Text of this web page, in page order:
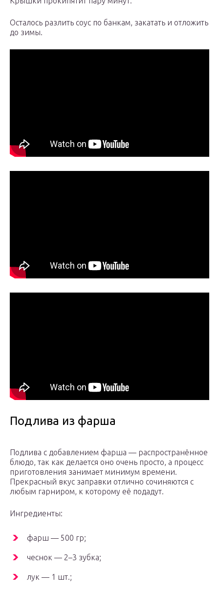
Осталось разлить соус по банкам, закатать и отложить
до зимы.
Подлива из фарша
Подлива с добавлением фарша — распространённое
блюдо, так как делается оно очень просто, а процесс
приготовления занимает минимум времени.
Прекрасный вкус заправки отлично сочиняются с
любым гарниром, к которому её подадут.
Ингредиенты:
фарш — 500 гр;
чеснок — 2–3 зубка;
лук — 1 шт.;